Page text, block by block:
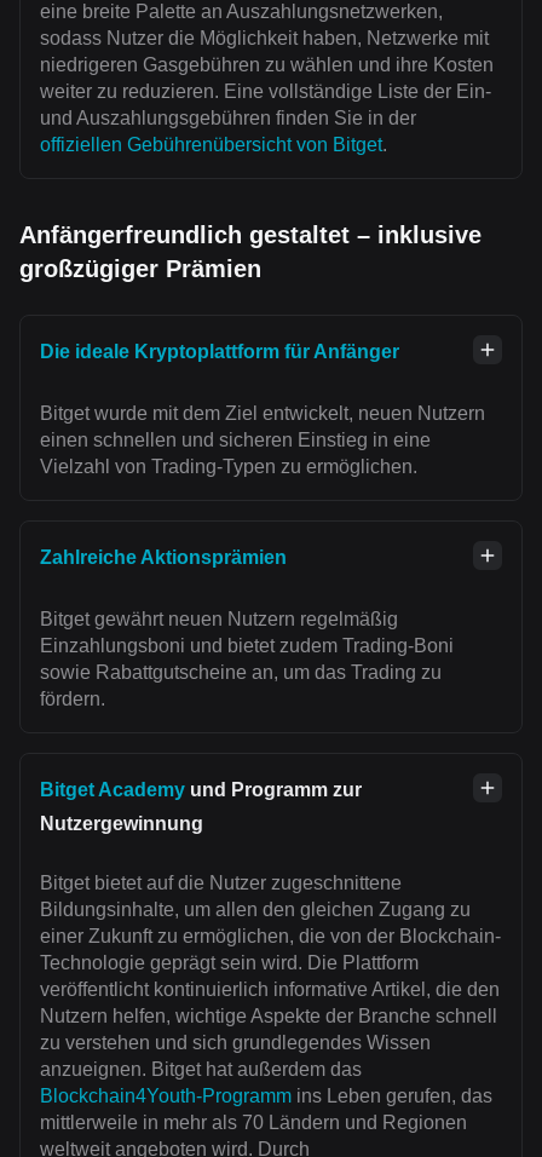
eine breite Palette an Auszahlungsnetzwerken,
sodass Nutzer die Möglichkeit haben, Netzwerke mit
niedrigeren Gasgebühren zu wählen und ihre Kosten
weiter zu reduzieren. Eine vollständige Liste der Ein-
und Auszahlungsgebühren finden Sie in der
offiziellen Gebührenübersicht von Bitget.
Anfängerfreundlich gestaltet – inklusive
großzügiger Prämien
Die ideale Kryptoplattform für Anfänger
Bitget wurde mit dem Ziel entwickelt, neuen Nutzern
einen schnellen und sicheren Einstieg in eine
Vielzahl von Trading-Typen zu ermöglichen.
Zahlreiche Aktionsprämien
Bitget gewährt neuen Nutzern regelmäßig
Einzahlungsboni und bietet zudem Trading-Boni
sowie Rabattgutscheine an, um das Trading zu
fördern.
Bitget Academy und Programm zur
Nutzergewinnung
Bitget bietet auf die Nutzer zugeschnittene
Bildungsinhalte, um allen den gleichen Zugang zu
einer Zukunft zu ermöglichen, die von der Blockchain-
Technologie geprägt sein wird. Die Plattform
veröffentlicht kontinuierlich informative Artikel, die den
Nutzern helfen, wichtige Aspekte der Branche schnell
zu verstehen und sich grundlegendes Wissen
anzueignen. Bitget hat außerdem das
Blockchain4Youth-Programm ins Leben gerufen, das
mittlerweile in mehr als 70 Ländern und Regionen
weltweit angeboten wird. Durch